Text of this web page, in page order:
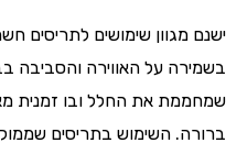
שימושים לתריסים
על האווירה והסביבה בבית.
את החלל ובו זמנית
השימוש בתריסים שממוקמים